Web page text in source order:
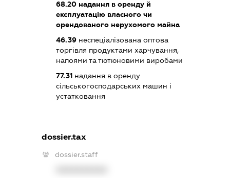
68.20 надання в оренду й
експлуатацію власного чи
орендованого нерухомого майна
46.39 неспеціалізована оптова
торгівля продуктами харчування,
напоями та тютюновими виробами
77.31 надання в оренду
сільськогосподарських машин і
устатковання
dossier.tax
dossier.staff